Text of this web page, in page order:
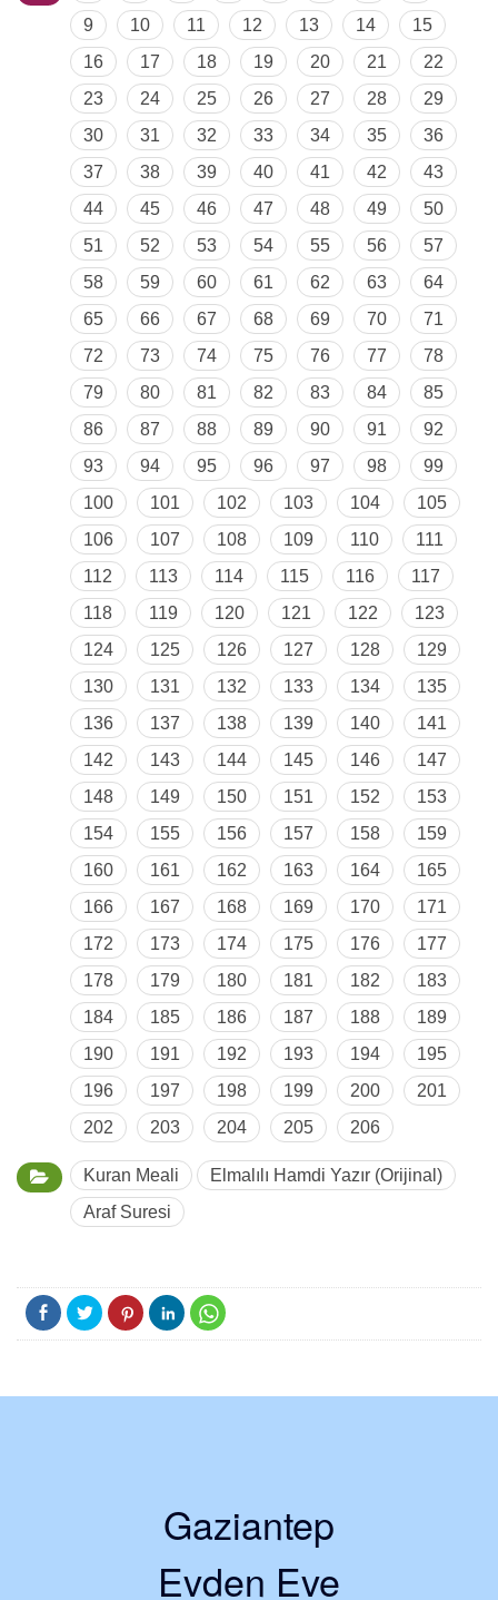
9
10 11 12 13 14
15
16
17 18 19 20 21
22
23
24 25 26 27 28
29
30
31 32 33 34 35
36
37
38 39 40 41 42
43
44
45 46 47 48 49
50
51
52 53 54 55 56
57
58
59 60 61 62 63
64
65
66 67 68 69 70
71
72
73 74 75 76 77
78
79
80 81 82 83 84
85
86
87 88 89 90 91
92
93
94 95 96 97 98
99
100
101 102 103 104
105
106
107 108 109 110
111
112
113 114 115 116
117
118
119 120 121 122
123
124
125 126 127 128
129
130
131 132 133 134
135
136
137 138 139 140
141
142
143 144 145 146
147
148
149 150 151 152
153
154
155 156 157 158
159
160
161 162 163 164
165
166
167 168 169 170
171
172
173 174 175 176
177
178
179 180 181 182
183
184
185 186 187 188
189
190
191 192 193 194
195
196
197 198 199 200
201
202
203 204 205 206
Kuran Meali
Elmalılı Hamdi Yazır (Orijinal)
Araf Suresi
Gaziantep
Evden Eve